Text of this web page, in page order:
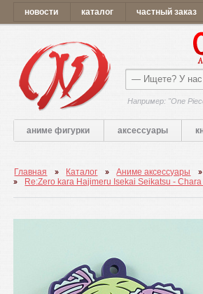
новости каталог частный заказ
Например: "One
аниме фигурки аксессуары
Главная Каталог Аниме аксессуары
Re:Zero kara Hajimeru Isekai Seikatsu -